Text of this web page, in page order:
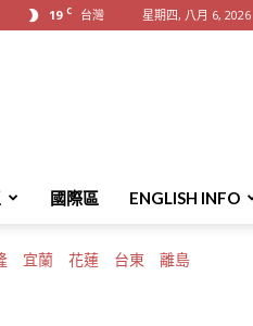
19 C 台灣 星期四, 八月 6, 2026
國際區 ENGLISH INFO
宜蘭 花蓮 台東 離島